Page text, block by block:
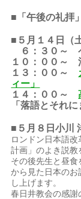
■「午後の礼拝
■５月１４日（
６：３０～
１０：００～
１３：００～
ィー」
１４：００～
「落語とそれ
■５月８日小川
ロンドン日本語
計画」のよき説教
その後先生と昼
から見た日本のお
し上げます。
春日井教会の感謝